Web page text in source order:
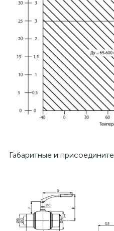
Габаритные и